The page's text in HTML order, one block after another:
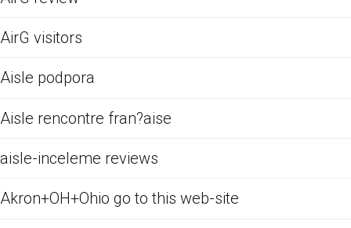
AirG visitors
Aisle podpora
Aisle rencontre fran?aise
aisle-inceleme reviews
Akron+OH+Ohio go to this web-site